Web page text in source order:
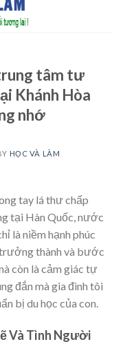
tâm tư
Khánh Hòa
nhớ
HỌC VÀ LÀM
tay lá thư chấp
tại Hàn Quốc, nước
là niềm hạnh phúc
thành và bước
còn là cảm giác tự
đắn mà gia đình tôi
bị du học của con.
Và Tình Người